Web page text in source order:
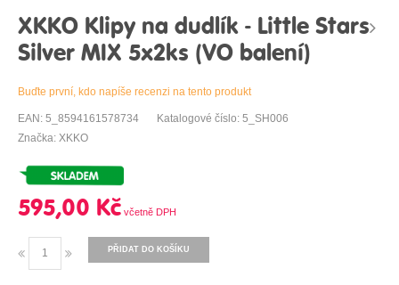
XKKO Klipy na dudlík - Little Stars
Silver MIX 5x2ks (VO balení)
Buďte první, kdo napíše recenzi na tento produkt
EAN: 5_8594161578734
Katalogové číslo: 5_SH006
Značka: XKKO
595,00 Kč
PŘIDAT DO KOŠÍKU